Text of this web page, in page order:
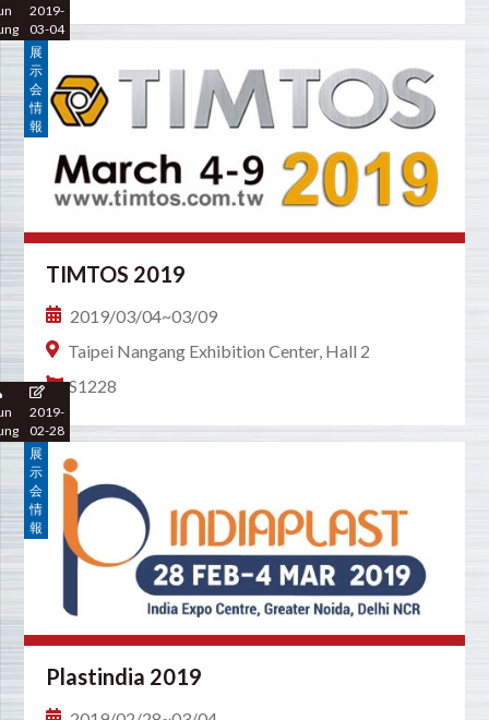
2019-
03-04
展
示
会
情
報
TIMTOS 2019
2019/03/04~03/09
Taipei Nangang Exhibition Center, Hall 2
S1228
2019-
02-28
展
示
会
情
報
Plastindia 2019